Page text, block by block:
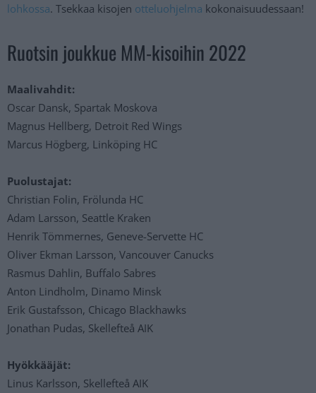
lohkossa. Tsekkaa kisojen otteluohjelma kokonaisuudessaan!
Ruotsin joukkue MM-kisoihin 2022
Maalivahdit:
Oscar Dansk, Spartak Moskova
Magnus Hellberg, Detroit Red Wings
Marcus Högberg, Linköping HC
Puolustajat:
Christian Folin, Frölunda HC
Adam Larsson, Seattle Kraken
Henrik Tömmernes, Geneve-Servette HC
Oliver Ekman Larsson, Vancouver Canucks
Rasmus Dahlin, Buffalo Sabres
Anton Lindholm, Dinamo Minsk
Erik Gustafsson, Chicago Blackhawks
Jonathan Pudas, Skellefteå AIK
Hyökkääjät:
Linus Karlsson, Skellefteå AIK